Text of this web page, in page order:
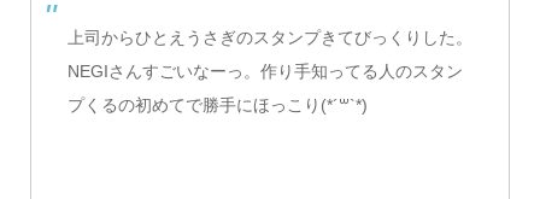
上司からひとえうさぎのスタンプきてびっくりした。
NEGIさんすごいなーっ。作り手知ってる人のスタン
プくるの初めてで勝手にほっこり(*´꒳`*)